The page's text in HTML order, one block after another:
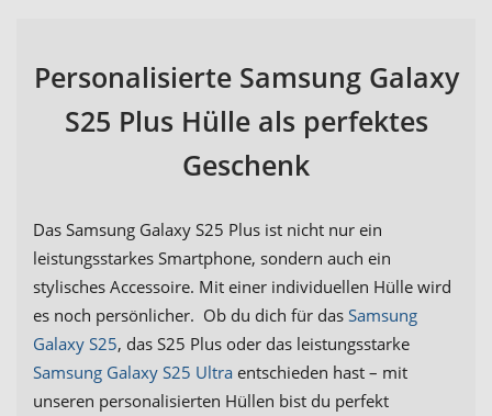
Personalisierte Samsung Galaxy
S25 Plus Hülle als perfektes
Geschenk
Das Samsung Galaxy S25 Plus ist nicht nur ein
leistungsstarkes Smartphone, sondern auch ein
stylisches Accessoire. Mit einer individuellen Hülle wird
es noch persönlicher. Ob du dich für das Samsung
Galaxy S25, das S25 Plus oder das leistungsstarke
Samsung Galaxy S25 Ultra entschieden hast – mit
unseren personalisierten Hüllen bist du perfekt